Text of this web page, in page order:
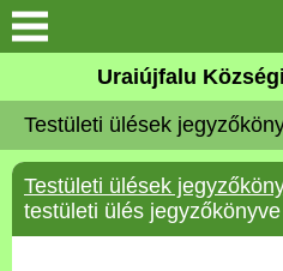
Köszöntő
Elérhetőségek
Uraiújfalu
Uraiújfalu
Testületi ülések
Testületi ülések
testületi ülés jegyzőkönyve